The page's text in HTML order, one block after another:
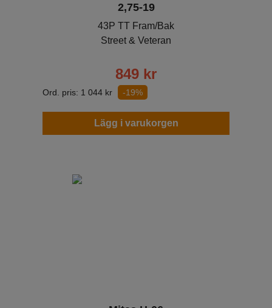
2,75-19
43P TT Fram/Bak
Street & Veteran
849 kr
Ord. pris: 1 044 kr -19%
Lägg i varukorgen